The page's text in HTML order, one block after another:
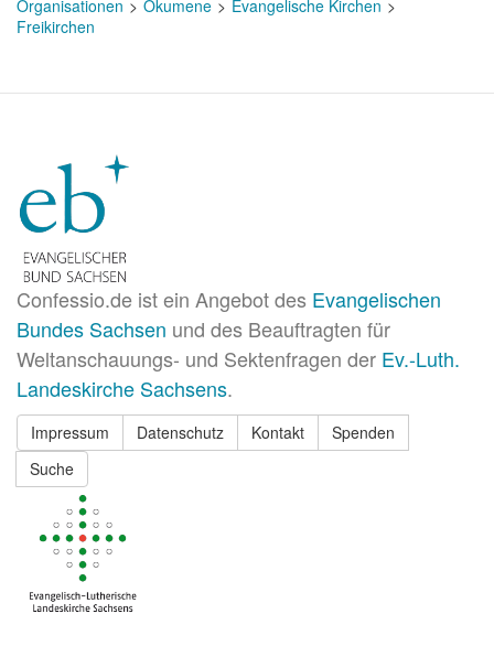
Organisationen
Ökumene
Evangelische Kirchen
Freikirchen
Confessio.de ist ein Angebot des Evangelischen
Bundes Sachsen und des Beauftragten für
Weltanschauungs- und Sektenfragen der Ev.-Luth.
Landeskirche Sachsens.
Impressum Datenschutz Kontakt
Spenden
Suche